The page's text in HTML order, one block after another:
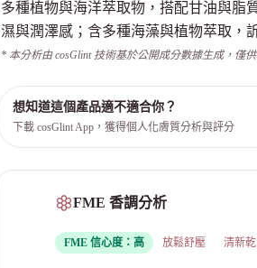
多種植物與海洋萃取物，搭配甘油與脂
濕與潤澤感；含多種海藻與植物萃取，
* 本分析由 cosGlint 技術基於公開成分數據生成，僅
想知道這個產品適不適合你？
下載 cosGlint App，獲得個人化膚質分析與評分
FME 香調分析
FME 信心度： 高 放鬆舒壓 清新